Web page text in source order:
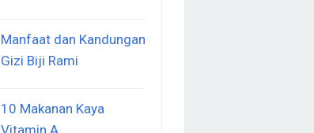
Manfaat dan Kandungan
Gizi Biji Rami
10 Makanan Kaya
Vitamin A